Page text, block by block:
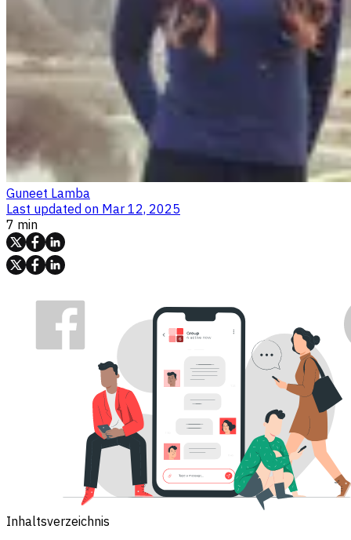
Guneet Lamba
Last updated on Mar 12, 2025
7 min
Inhaltsverzeichnis